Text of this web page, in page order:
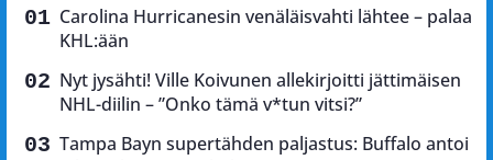
Carolina Hurricanesin venäläisvahti lähtee – palaa
KHL:ään
Nyt jysähti! Ville Koivunen allekirjoitti jättimäisen
NHL-diilin – ”Onko tämä v*tun vitsi?”
Tampa Bayn supertähden paljastus: Buffalo antoi